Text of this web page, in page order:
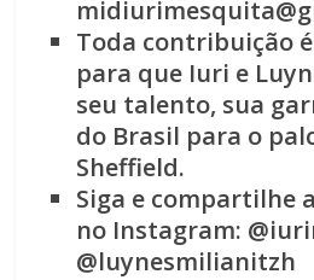
Toda contribuição
para que Iuri e
seu talento, sua
do Brasil para o
Sheffield.
Siga e compartilhe
no Instagram:
@luynesmilianitzh